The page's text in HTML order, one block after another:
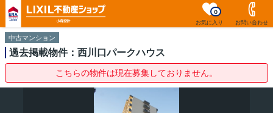
お気に入り
0
お問い合わせ
中古マンション
過去掲載物件：西川口パークハウス
こちらの物件は現在募集しておりません。